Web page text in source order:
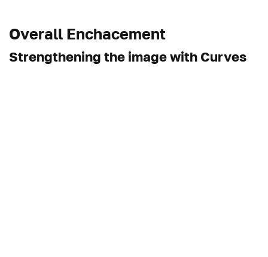
Overall Enchacement
Strengthening the image with Curves